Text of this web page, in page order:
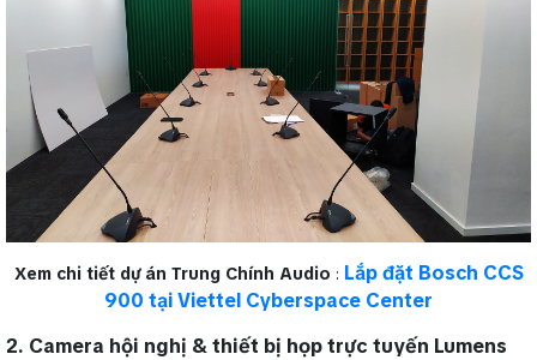
Xem chi tiết dự án Trung Chính Audio : Lắp đặt Bosch CCS
900 tại Viettel Cyberspace Center
2. Camera hội nghị & thiết bị họp trực tuyến Lumens